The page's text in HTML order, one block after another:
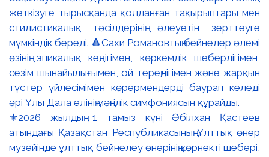
⚜️2026 жылдың 1 тамыз күні Әбілхан Қастеев
атындағы Қазақстан Республикасының Ұлттық өнер
музейінде ұлттық бейнелеу өнерінің көрнекті шебері,